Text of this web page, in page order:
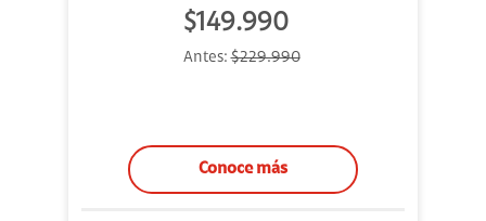
$149.990
Antes:$229.990
Conoce más